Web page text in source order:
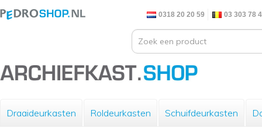
0318 20 20 59 03 303 78
Draaideurkasten Roldeurkasten Schuifdeurkasten